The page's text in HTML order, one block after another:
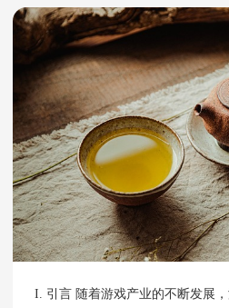
I. 引言 随着游戏产业的不断发展